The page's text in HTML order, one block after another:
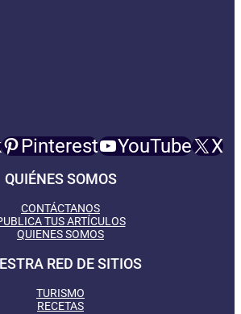
Pinterest YouTube X
QUIÉNES SOMOS
CONTÁCTANOS
TUS ARTÍCULOS
QUIENES SOMOS
RED DE SITIOS
TURISMO
RECETAS